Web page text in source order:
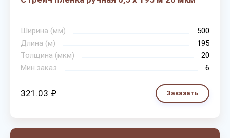
Ширина (мм)
500
Длина (м)
195
Толщина (мкм)
20
Мин.заказ
6
321.03 ₽ Заказать